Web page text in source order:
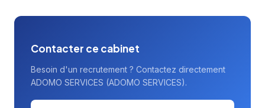
Contacter ce cabinet
Besoin d'un recrutement ? Contactez directement
ADOMO SERVICES (ADOMO SERVICES).